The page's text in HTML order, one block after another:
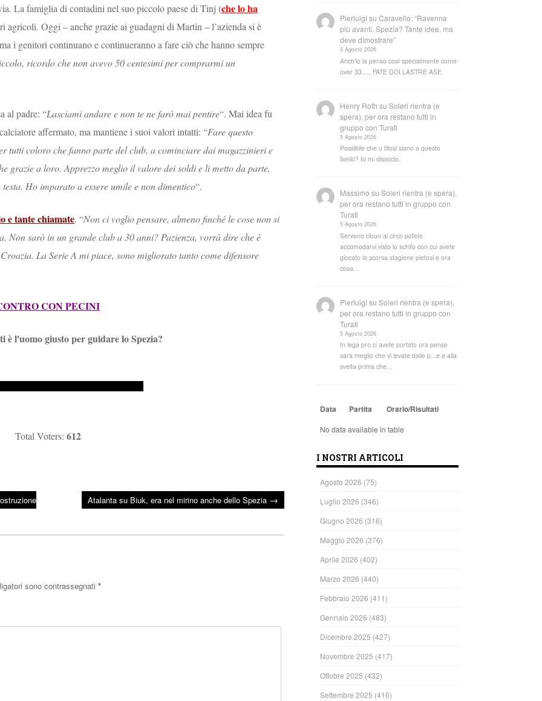
La famiglia di contadini nel suo piccolo paese di Tinj (che lo ha
agricoli. Oggi – anche grazie ai guadagni di Martin – l’azienda si è
i genitori continuano e continueranno a fare ciò che hanno sempre
ricordo che non avevo 50 centesimi per comprarmi un
al padre: “Lasciami andare e non te ne farò mai pentire“. Mai idea fu
affermato, ma mantiene i suoi valori intatti: “Fare questo
tutti coloro che fanno parte del club, a cominciare dai magazzinieri e
grazie a loro. Apprezzo meglio il valore dei soldi e li metto da parte,
Ho imparato a essere umile e non dimentico“.
e tante chiamate. “Non ci voglio pensare, almeno finché le cose non si
Non sarò in un grande club a 30 anni? Pazienza, vorrà dire che è
La Serie A mi piace, sono migliorato tanto come difensore
CON PECINI
è l'uomo giusto per guidare lo Spezia?
Total Voters:612
Atalanta su Biuk, era nel mirino anche dello Spezia →
sono contrassegnati *
Pierluigi suCaravello: “Ravenna
più avanti. Spezia? Tante idee, ma
deve dimostrare”
5 Agosto 2026
Anch'io la penso così specialmente come
over 33..... FATE DOI LASTRE ASE
Henry Roth suSoleri rientra (e
spera), per ora restano tutti in
gruppo con Turati
5 Agosto 2026
Possibile che u tifosi siano a questo
livello? Io mi dissocio.
Massimo suSoleri rientra (e spera),
per ora restano tutti in gruppo con
Turati
5 Agosto 2026
Servono cloun al circo potete
accomodarvi visto lo schifo con cui avete
giocato la scorsa stagione pietosi e ora
cosa…
Pierluigi suSoleri rientra (e spera),
per ora restano tutti in gruppo con
Turati
5 Agosto 2026
In lega pro ci avete portato ora penso
sarà meglio che vi levate dalle p...e e alla
svelta prima che…
Data Partita Orario/Risultati
No data available in table
I NOSTRI ARTICOLI
Agosto 2026 (75)
Luglio 2026 (346)
Giugno 2026 (316)
Maggio 2026 (376)
Aprile 2026 (402)
Marzo 2026 (440)
Febbraio 2026 (411)
Gennaio 2026 (483)
Dicembre 2025 (427)
Novembre 2025 (417)
Ottobre 2025 (432)
Settembre 2025 (416)